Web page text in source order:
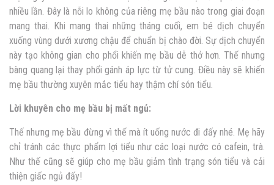
nhiều lần. Đây là nỗi lo không của riêng mẹ bầu nào trong giai đoạn
mang thai. Khi mang thai những tháng cuối, em bé dịch chuyển
xuống vùng dưới xương chậu để chuẩn bị chào đời. Sự dịch chuyển
này tạo không gian cho phổi khiến mẹ bầu dễ thở hơn. Thế nhưng
bàng quang lại thay phổi gánh áp lực từ tử cung. Điều này sẽ khiến
mẹ bầu thường xuyên mắc tiểu hay thậm chí són tiểu.
Lời khuyên cho mẹ bầu bị mất ngủ:
Thế nhưng mẹ bầu đừng vì thế mà ít uống nước đi đấy nhé. Mẹ hãy
chỉ tránh các thực phẩm lợi tiểu như các loại nước có cafein, trà.
Như thế cũng sẽ giúp cho mẹ bầu giảm tình trạng són tiểu và cải
thiện giấc ngủ đấy!